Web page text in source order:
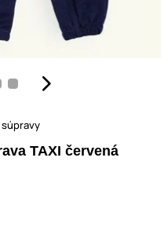
TAXI červená